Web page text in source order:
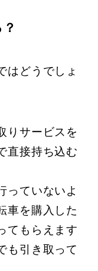
はどうでしょ
りサービスを
直接持ち込む
っていないよ
車を購入した
てもらえます
も引き取って